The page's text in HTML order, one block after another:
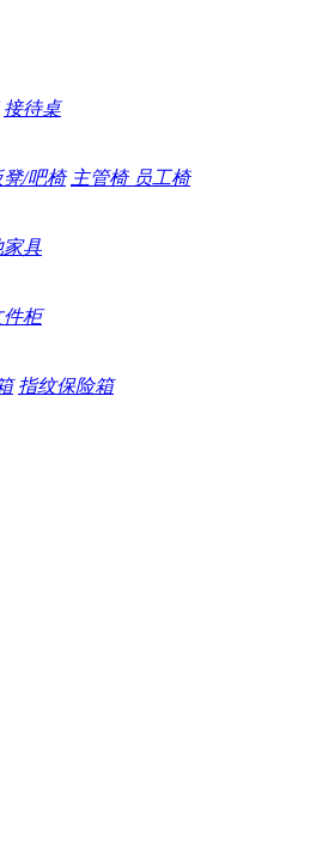
接待桌
凳/吧椅 主管椅 员工椅
家具
件柜
指纹保险箱